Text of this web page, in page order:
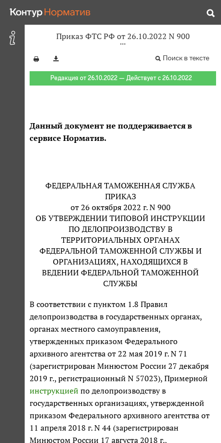
Приказ ФТС РФ от 26.10.2022 N 900
Поиск в тексте
Редакция от 26.10.2022 — Действует с 26.10.2022
Данный документ не поддерживается в
сервисе Норматив.
ФЕДЕРАЛЬНАЯ ТАМОЖЕННАЯ СЛУЖБА
ПРИКАЗ
от 26 октября 2022 г. N 900
ОБ УТВЕРЖДЕНИИ ТИПОВОЙ ИНСТРУКЦИИ
ПО ДЕЛОПРОИЗВОДСТВУ В
ТЕРРИТОРИАЛЬНЫХ ОРГАНАХ
ФЕДЕРАЛЬНОЙ ТАМОЖЕННОЙ СЛУЖБЫ И
ОРГАНИЗАЦИЯХ, НАХОДЯЩИХСЯ В
ВЕДЕНИИ ФЕДЕРАЛЬНОЙ ТАМОЖЕННОЙ
СЛУЖБЫ
В соответствии с пунктом 1.8 Правил
делопроизводства в государственных органах,
органах местного самоуправления,
утвержденных приказом Федерального
архивного агентства от 22 мая 2019 г. N 71
(зарегистрирован Минюстом России 27 декабря
2019 г., регистрационный N 57023), Примерной
инструкцией по делопроизводству в
государственных организациях, утвержденной
приказом Федерального архивного агентства от
11 апреля 2018 г. N 44 (зарегистрирован
Минюстом России 17 августа 2018 г.,